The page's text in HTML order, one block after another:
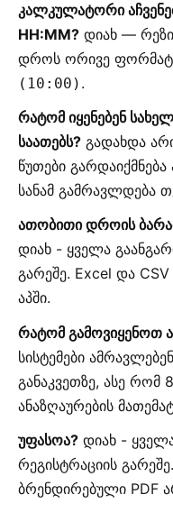
კალკულატორი
HH:MM? დიახ —
დროს ორივე
(10:00) .
რატომ იყენებენ
საათებს? გადახდა
წუთები
სანამ გამრავლდება
ათობითი დროის
დიახ - ყველა
გარეშე. Excel და
აპში.
რატომ გამოვიყენოთ
სისტემები
განაკვეთზე, ასე რომ
ანაზღაურების
უფასოა? დიახ -
რეგისტრაციის
ბრენდირებული PDF